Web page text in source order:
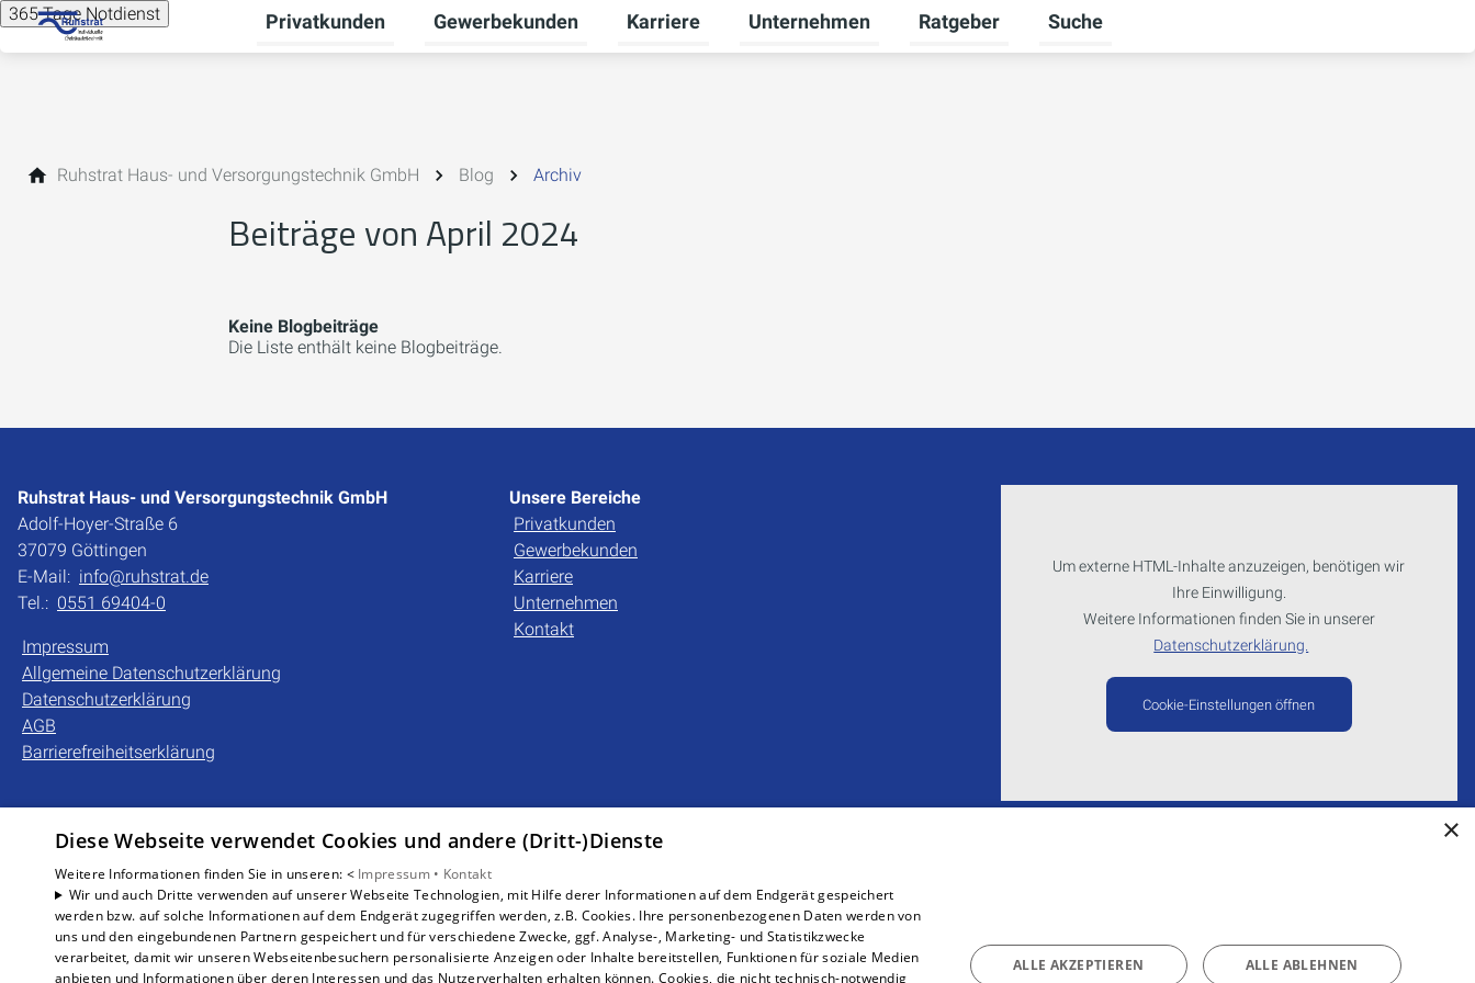
365 Tage Notdienst Privatkunden
Untermenü für Privatkunden umschalten
Gewerbekunden
Untermenü für Gewerbekunden umschalten
Karriere
Untermenü für Karriere umschalten
Unternehmen
Untermenü für Unternehmen umschalten
Ratgeber
Untermenü für Ratgeber umschalten
Suche
Ruhstrat Haus- und Versorgungstechnik GmbH Blog Archiv
Beiträge von April 2024
Keine Blogbeiträge
Die Liste enthält keine Blogbeiträge.
Ruhstrat Haus- und Versorgungstechnik GmbH
Adolf-Hoyer-Straße 6
37079 Göttingen
E-Mail: info@ruhstrat.de
Tel.: 0551 69404-0
Impressum
Allgemeine Datenschutzerklärung
Datenschutzerklärung
AGB
Barrierefreiheitserklärung
Unsere Bereiche
Privatkunden
Gewerbekunden
Karriere
Unternehmen
Kontakt
Um externe HTML-Inhalte anzuzeigen, benötigen wir
Ihre Einwilligung.
Weitere Informationen finden Sie in unserer
Datenschutzerklärung.
Cookie-Einstellungen öffnen
×
Diese Webseite verwendet Cookies und andere (Dritt-)Dienste
Weitere Informationen finden Sie in unseren: < Impressum • Kontakt
Wir und auch Dritte verwenden auf unserer Webseite Technologien, mit Hilfe derer Informationen auf dem Endgerät gespeichert
werden bzw. auf solche Informationen auf dem Endgerät zugegriffen werden, z.B. Cookies. Ihre personenbezogenen Daten werden von
uns und den eingebundenen Partnern gespeichert und für verschiedene Zwecke, ggf. Analyse-, Marketing- und Statistikzwecke
verarbeitet, damit wir unseren Webseitenbesuchern personalisierte Anzeigen oder Inhalte bereitstellen, Funktionen für soziale Medien
anbieten und Informationen über deren Interessen und das Nutzerverhalten erhalten können. Cookies, die nicht technisch-notwendig
ALLE AKZEPTIEREN ALLE ABLEHNEN